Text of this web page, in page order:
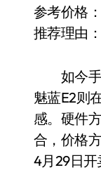
参考价格
推荐理由
如今手
魅蓝E2则
感。硬件
合，价格
4月29日开